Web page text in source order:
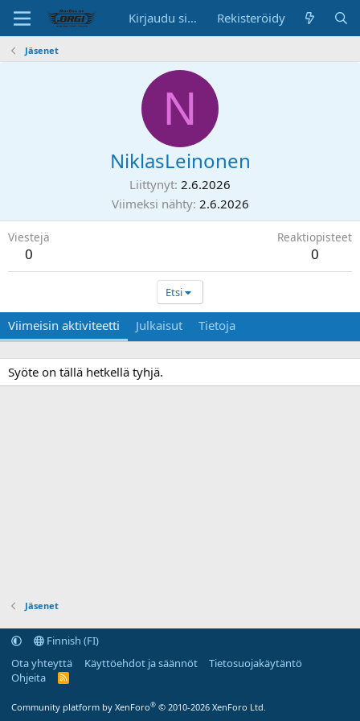
Kirjaudu sisään Rekisteröidy
Jäsenet
N
NiklasLeinonen
Liittynyt 2.6.2026
Viimeksi nähty 2.6.2026
Viestejä
0
Reaktiopisteet
0
Etsi
Viimeisin aktiviteetti Julkaisut Tietoja
Syöte on tällä hetkellä tyhjä.
Jäsenet
Finnish (FI)
Ota yhteyttä
Käyttöehdot ja säännöt
Tietosuojakäytäntö
Ohjeita
R
Community platform by XenForo® © 2010-2026 XenForo Ltd.